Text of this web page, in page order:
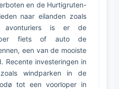
en de Hurtigruten-
naar eilanden zoals
avonturiers is er de
per fiets of auto de
een van de mooiste
Recente investeringen in
windparken in de
tot een voorloper in